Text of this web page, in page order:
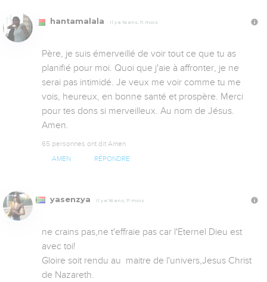
hantamalala Il y a 16 ans, 11 mois
Père, je suis émerveillé de voir tout ce que tu as
planifié pour moi. Quoi que j'aie à affronter, je ne
serai pas intimidé. Je veux me voir comme tu me
vois, heureux, en bonne santé et prospère. Merci
pour tes dons si merveilleux. Au nom de Jésus.
Amen.
65 personnes ont dit Amen
AMEN RÉPONDRE
yasenzya Il y a 16 ans, 11 mois
ne crains pas,ne t'effraie pas car l'Eternel Dieu est
avec toi!
Gloire soit rendu au  maitre de l'univers,Jesus Christ
de Nazareth.